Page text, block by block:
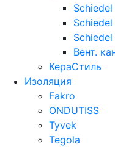
Schiedel
Schiedel
Schiedel
Вент.
КераСтиль
Изоляция
Fakro
ONDUTISS
Tyvek
Tegola